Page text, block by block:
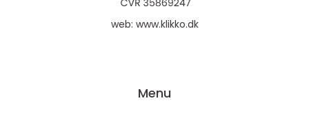
web: www.klikko.dk
Menu